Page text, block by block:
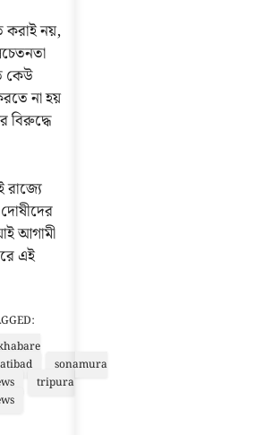
করাই নয়,
কেউ
না হয়
বিরুদ্ধে
আগামী
এই
sonamura
tripura